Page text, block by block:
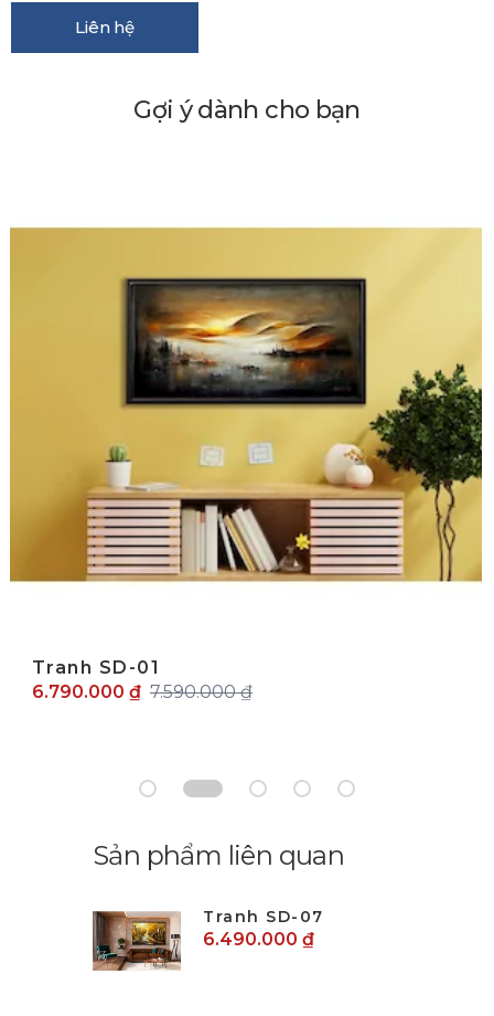
Liên hệ
Gợi ý dành cho bạn
Tranh SD-01
6.790.000 ₫ 7.590.000 ₫
Sản phẩm liên quan
Tranh SD-07
6.490.000 ₫